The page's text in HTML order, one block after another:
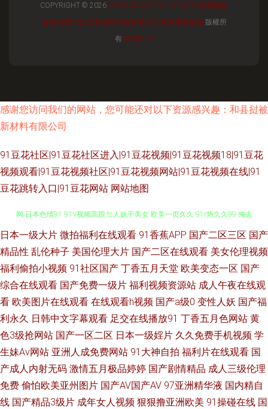
COPYRIGHT © 2026 WWW.XUANTEQU.COM.CN 農業園藝
服務 綿陽市山之夢農業科技有限公司 農業園藝服務 版權所
有 SITEMAP
感谢您访问我们的网站，您可能还对以下资源感兴趣：和县挝被
新材料有限公司
91豆花社区|91豆花社区进入|91豆花视频|91豆花视频18|91豆花
视频观看|91豆花视频社区|91豆花视频网站|91豆花视频在线|91
豆花跳转入口|91豆花网站 网站地图
操片久久精品 91啦国产剧情 四虎毛片5 91麻豆人妻偷人精品 国产精品中文
网 日本色情91 91V视频高跟 ts人妖干美女 欧美一页久久 91r热久久99 俺去
也影院 欧美变态肛交 综合蜜桃日韩网站 九幺黄色 91传媒视频在线观看 国产
福利AV导航 丝袜足交 91网站在线免费观看下载 麻豆日B在线视频 综合成人
社区 成人性交大片免费看 日韩精品伦理 91刺激 国产伪娘TS 日本欧美视频
91色图区 久久中出欧美 91TV做爱视频 超碰碰一本道 女同亚洲 香蕉嫩草 91
日本一级大片 微拍福利在线观看 91香蕉APP 国产二区三区 国产
精品性 乱伦种子 美国伦理大片 国产二区在线观看 美女伦理视频
福利偷拍小视频 91社区国产 丁香五月天堂 欧美变态一区 国产
综合在线观看 国产免费一级片 福利视频资源站 成人午夜在线观
看 欧美图片在线观看 在线观看h视频 国产a级0 变性人妖 国产福
利永久 日韩中文字幕观看 足交在线播放91 丁香五月色网站 黄
色3级抢网站 国产一区二区 日本一级婬片 久久免费手机视频 学
生妹Av网站 亚洲人成免费网站 91大神自拍 福利片在线观看 国
产成人内射无码 激情五月极品婷婷 国产剧情精品 成人三级伦理
免费 偷怕欧美亚州图片 国产AV国产AV 97亚洲精华液 国内精自
线 国产精品3级片 成年女人视频 狠狠撸亚洲欧美 91操碰在线 国